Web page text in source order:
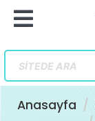
Anasayfa